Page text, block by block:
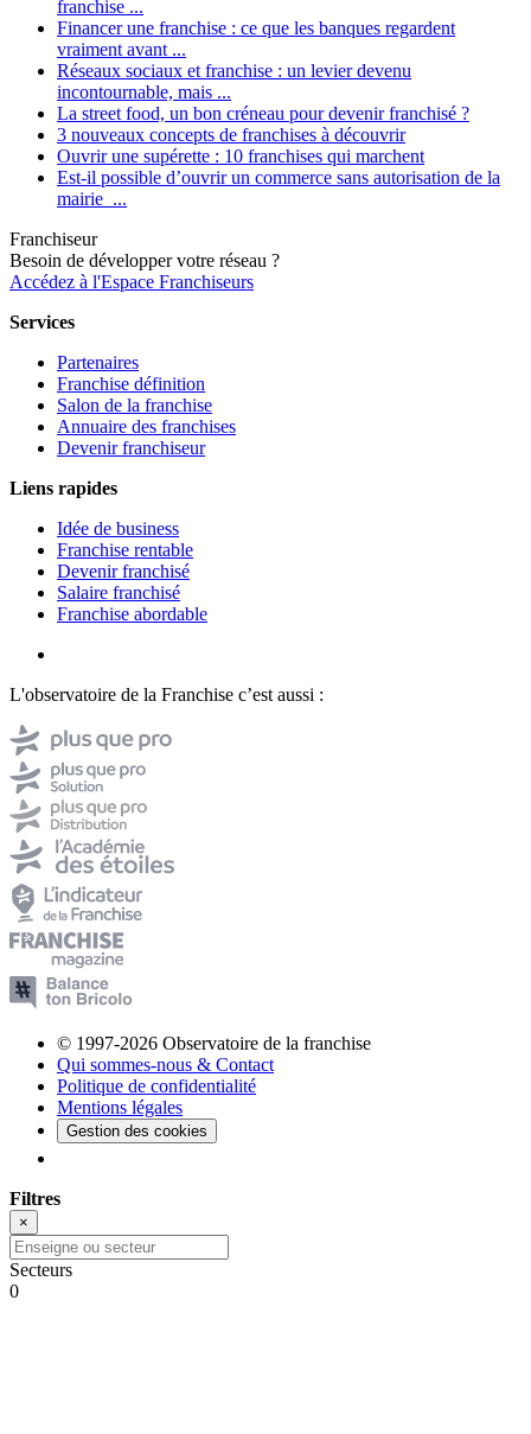
franchise ...
Financer une franchise : ce que les banques regardent
vraiment avant ...
Réseaux sociaux et franchise : un levier devenu
incontournable, mais ...
La street food, un bon créneau pour devenir franchisé ?
3 nouveaux concepts de franchises à découvrir
Ouvrir une supérette : 10 franchises qui marchent
Est-il possible d’ouvrir un commerce sans autorisation de la
mairie ...
Franchiseur
Besoin de développer votre réseau ?
Accédez à l'Espace Franchiseurs
Services
Partenaires
Franchise définition
Salon de la franchise
Annuaire des franchises
Devenir franchiseur
Liens rapides
Idée de business
Franchise rentable
Devenir franchisé
Salaire franchisé
Franchise abordable
L'observatoire de la Franchise c’est aussi :
© 1997-2026 Observatoire de la franchise
Qui sommes-nous & Contact
Politique de confidentialité
Mentions légales
Gestion des cookies
Filtres
×
Secteurs
0